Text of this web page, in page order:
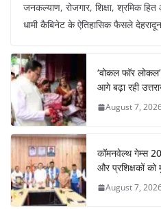
c
b
o
o
k
at
s
A
p
p
er
st
जनकल्याण, रोजगार, शिक्षा, श्रमिक
धामी कैबिनेट के ऐतिहासिक फैसले
‘वोकल फॉर
आगे बढ़ा रही
August 7,
कॉमनवेल्थ गेम्स
और प्रशिक्षकों को
August 7,